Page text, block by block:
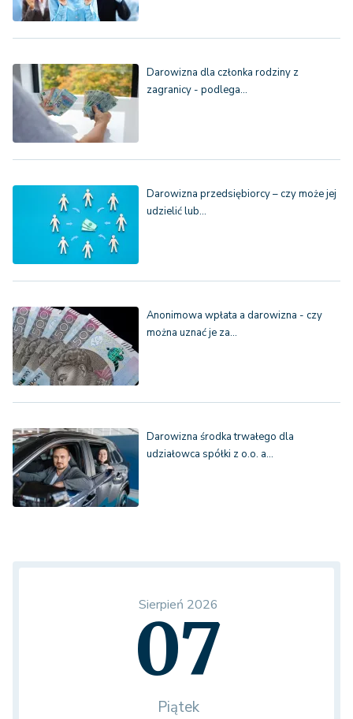
Darowizna dla członka rodziny z
zagranicy - podlega…
Darowizna przedsiębiorcy – czy może jej
udzielić lub…
Anonimowa wpłata a darowizna - czy
można uznać je za…
Darowizna środka trwałego dla
udziałowca spółki z o.o. a…
Sierpień 2026
07
Piątek